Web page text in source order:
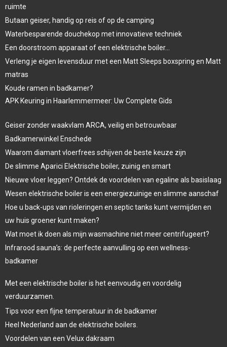
ruimte
Butaan geiser, handig op reis of op de camping
Waterbesparende douchekop met innovatieve techniek
Een doorstroom apparaat of een elektrische boiler…
Verleng je eigen levensduur met een Matt Sleeps boxspring en Matt
matras
Koude ramen in badkamer?
APK Keuring in Haarlemmermeer: Uw Complete Gids
Geiser zonder waakvlam ARCA, veilig en betrouwbaar
Badkamerwinkel Enschede
Waarom diamant vloerfrees schijven de beste keuze zijn
De slimme Aparici Elektrische boiler, zuinig en smart
Nieuwe vloer leggen? Ontdek de voordelen van egaline als basislaag
Wesen elektrische boiler is een energiezuinige en slimme aanschaf
Hoe u back-ups van rioleringen en septic tanks kunt vermijden en
uw huis groener kunt maken?
Wat moet ik doen als mijn wasmachine niet meer centrifugeert?
Infrarood sauna’s: de perfecte aanvulling op een wellness-
badkamer
Met een elektrische boiler is het eenvoudig en voordelig
verduurzamen.
Tips voor een fijne temperatuur in de badkamer
Heel Nederland aan de elektrische boilers.
Voordelen van een Velux dakraam